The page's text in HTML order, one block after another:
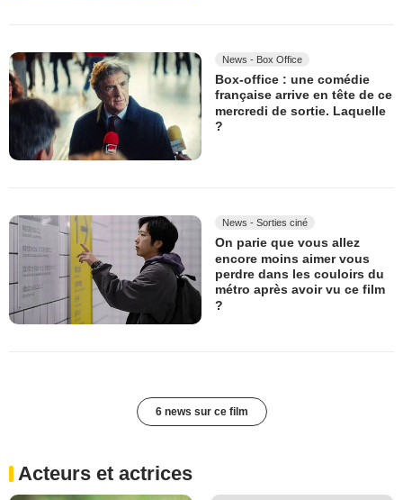
News - Box Office
Box-office : une comédie
française arrive en tête de ce
mercredi de sortie. Laquelle
?
News - Sorties ciné
On parie que vous allez
encore moins aimer vous
perdre dans les couloirs du
métro après avoir vu ce film
?
6 news sur ce film
Acteurs et actrices